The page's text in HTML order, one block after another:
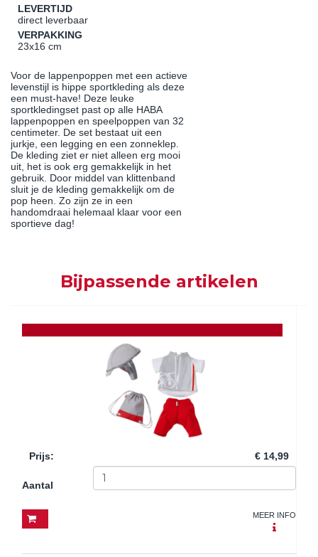
LEVERTIJD
direct leverbaar
VERPAKKING
23x16 cm
Voor de lappenpoppen met een actieve
levenstijl is hippe sportkleding als deze
een must-have! Deze leuke
sportkledingset past op alle HABA
lappenpoppen en speelpoppen van 32
centimeter. De set bestaat uit een
jurkje, een legging en een zonneklep.
De kleding ziet er niet alleen erg mooi
uit, het is ook erg gemakkelijk in het
gebruik. Door middel van klittenband
sluit je de kleding gemakkelijk om de
pop heen. Zo zijn ze in een
handomdraai helemaal klaar voor een
sportieve dag!
Bijpassende artikelen
Prijs: € 14,99
Aantal
MEER INFO